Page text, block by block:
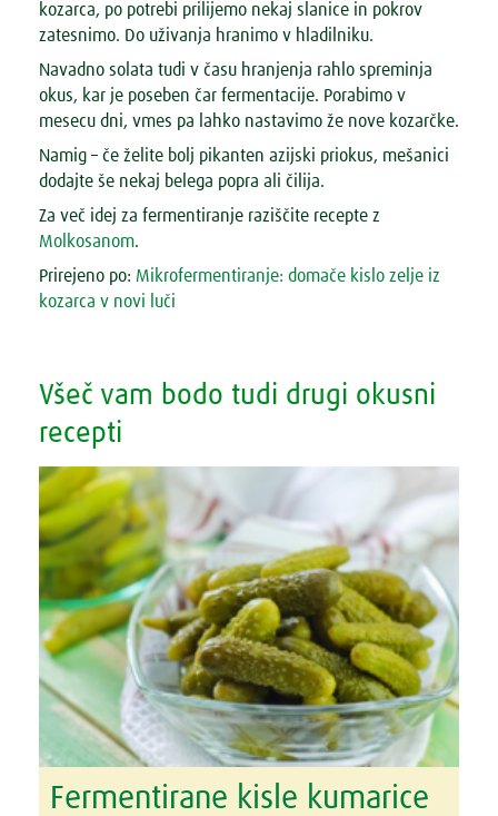
kozarca, po potrebi prilijemo nekaj slanice in pokrov
zatesnimo. Do uživanja hranimo v hladilniku.
Navadno solata tudi v času hranjenja rahlo spreminja
okus, kar je poseben čar fermentacije. Porabimo v
mesecu dni, vmes pa lahko nastavimo že nove kozarčke.
Namig – če želite bolj pikanten azijski priokus, mešanici
dodajte še nekaj belega popra ali čilija.
Za več idej za fermentiranje raziščite recepte z
Molkosanom.
Prirejeno po: Mikrofermentiranje: domače kislo zelje iz
kozarca v novi luči
Všeč vam bodo tudi drugi okusni
recepti
Fermentirane kisle kumarice